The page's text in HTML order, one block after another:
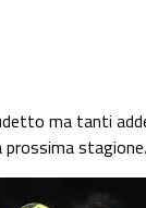
ma tanti
stagione.